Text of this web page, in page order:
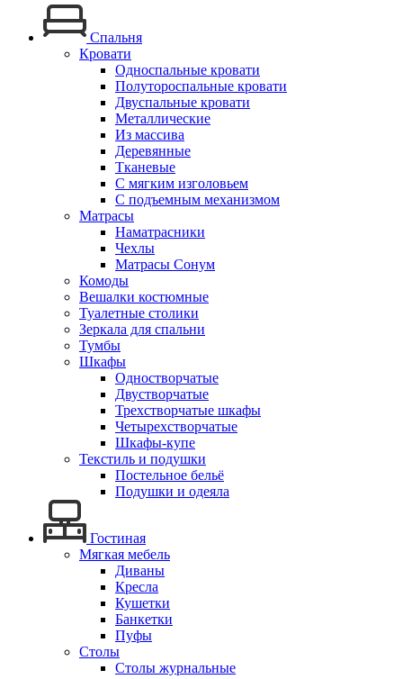
Спальня
Кровати
Односпальные кровати
Полутороспальные кровати
Двуспальные кровати
Металлические
Из массива
Деревянные
Тканевые
С мягким изголовьем
С подъемным механизмом
Матрасы
Наматрасники
Чехлы
Матрасы Сонум
Комоды
Вешалки костюмные
Туалетные столики
Зеркала для спальни
Тумбы
Шкафы
Одностворчатые
Двустворчатые
Трехстворчатые шкафы
Четырехстворчатые
Шкафы-купе
Текстиль и подушки
Постельное бельё
Подушки и одеяла
Гостиная
Мягкая мебель
Диваны
Кресла
Кушетки
Банкетки
Пуфы
Столы
Столы журнальные